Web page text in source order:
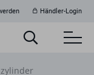
Händler-Login